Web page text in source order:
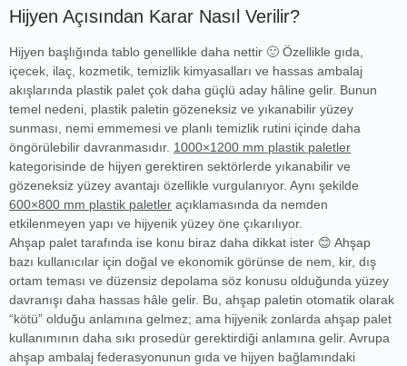
Hijyen Açısından Karar Nasıl Verilir?
Hijyen başlığında tablo genellikle daha nettir 🙂 Özellikle gıda,
içecek, ilaç, kozmetik, temizlik kimyasalları ve hassas ambalaj
akışlarında plastik palet çok daha güçlü aday hâline gelir. Bunun
temel nedeni, plastik paletin gözeneksiz ve yıkanabilir yüzey
sunması, nemi emmemesi ve planlı temizlik rutini içinde daha
öngörülebilir davranmasıdır. 1000×1200 mm plastik paletler
kategorisinde de hijyen gerektiren sektörlerde yıkanabilir ve
gözeneksiz yüzey avantajı özellikle vurgulanıyor. Aynı şekilde
600×800 mm plastik paletler açıklamasında da nemden
etkilenmeyen yapı ve hijyenik yüzey öne çıkarılıyor.
Ahşap palet tarafında ise konu biraz daha dikkat ister 😊 Ahşap
bazı kullanıcılar için doğal ve ekonomik görünse de nem, kir, dış
ortam teması ve düzensiz depolama söz konusu olduğunda yüzey
davranışı daha hassas hâle gelir. Bu, ahşap paletin otomatik olarak
“kötü” olduğu anlamına gelmez; ama hijyenik zonlarda ahşap palet
kullanımının daha sıkı prosedür gerektirdiği anlamına gelir. Avrupa
ahşap ambalaj federasyonunun gıda ve hijyen bağlamındaki